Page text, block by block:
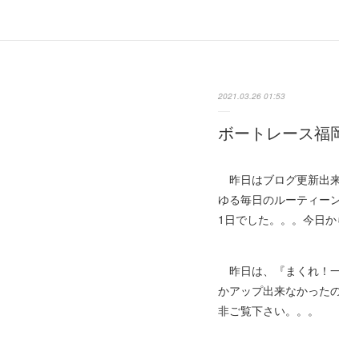
2021.03.26 01:53
ボートレース福
昨日はブログ更新出
ゆる毎日のルーティー
1日でした。。。今日
昨日は、『まくれ！
かアップ出来なかった
非ご覧下さい。。。